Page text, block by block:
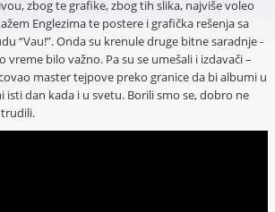
zbog te grafike, zbog tih slika, najviše voleo
Englezima te postere i grafička rešenja sa
“Vau!”. Onda su krenule druge bitne saradnje -
vreme bilo važno. Pa su se umešali i izdavači –
master tejpove preko granice da bi albumi u
isti dan kada i u svetu. Borili smo se, dobro ne